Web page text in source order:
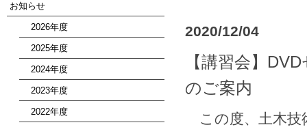
お知らせ
2026年度
2025年度
2024年度
2023年度
2022年度
2020/12/04
【講習会】
のご案内
この度、土木技